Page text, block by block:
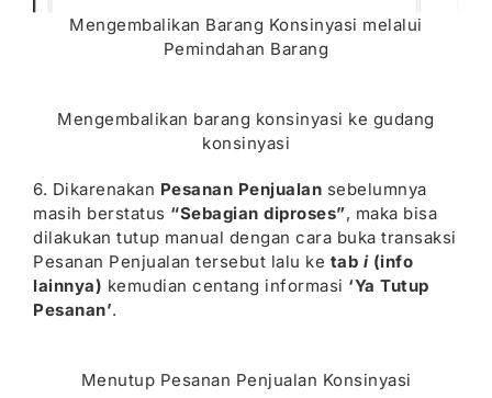
Mengembalikan Barang Konsinyasi melalui
Pemindahan Barang
Mengembalikan barang konsinyasi ke gudang
konsinyasi
6. Dikarenakan Pesanan Penjualan sebelumnya
masih berstatus “Sebagian diproses”, maka bisa
dilakukan tutup manual dengan cara buka transaksi
Pesanan Penjualan tersebut lalu ke tab i (info
lainnya) kemudian centang informasi ‘Ya Tutup
Pesanan’.
Menutup Pesanan Penjualan Konsinyasi